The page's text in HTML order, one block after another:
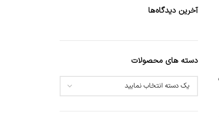
آخرین دیدگاه‌ها
دسته های محصولات